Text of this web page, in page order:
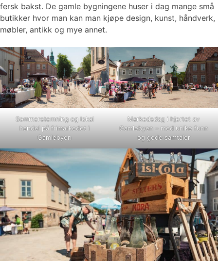
fersk bakst. De gamle bygningene huser i dag mange små
butikker hvor man kan man kjøpe design, kunst, håndverk,
møbler, antikk og mye annet.
Sommerstemning og lokal
handel på frimarkedet i
Gamlebyen
Markedsdag i hjertet av
Gamlebyen – med unike funn
og gode samtaler